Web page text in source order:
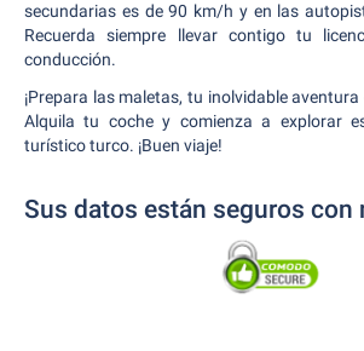
secundarias es de 90 km/h y en las
Recuerda siempre llevar contigo tu
conducción.
¡Prepara las maletas, tu inolvidable
Alquila tu coche y comienza a explorar
turístico turco. ¡Buen viaje!
Sus datos están seguros con